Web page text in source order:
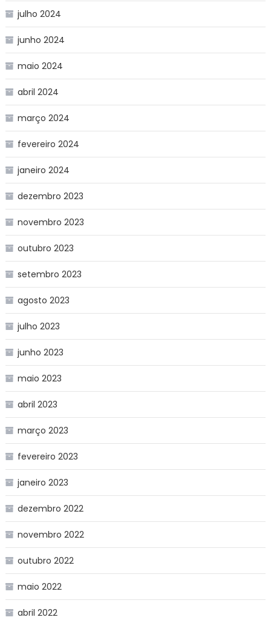
julho 2024
junho 2024
maio 2024
abril 2024
março 2024
fevereiro 2024
janeiro 2024
dezembro 2023
novembro 2023
outubro 2023
setembro 2023
agosto 2023
julho 2023
junho 2023
maio 2023
abril 2023
março 2023
fevereiro 2023
janeiro 2023
dezembro 2022
novembro 2022
outubro 2022
maio 2022
abril 2022